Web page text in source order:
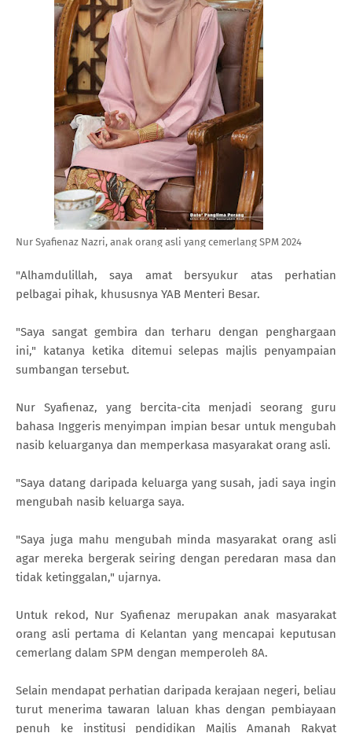
Nur Syafienaz Nazri, anak orang asli yang cemerlang SPM 2024
"Alhamdulillah, saya amat bersyukur atas perhatian
pelbagai pihak, khususnya YAB Menteri Besar.
"Saya sangat gembira dan terharu dengan penghargaan
ini," katanya ketika ditemui selepas majlis penyampaian
sumbangan tersebut.
Nur Syafienaz, yang bercita-cita menjadi seorang guru
bahasa Inggeris menyimpan impian besar untuk mengubah
nasib keluarganya dan memperkasa masyarakat orang asli.
"Saya datang daripada keluarga yang susah, jadi saya ingin
mengubah nasib keluarga saya.
"Saya juga mahu mengubah minda masyarakat orang asli
agar mereka bergerak seiring dengan peredaran masa dan
tidak ketinggalan," ujarnya.
Untuk rekod, Nur Syafienaz merupakan anak masyarakat
orang asli pertama di Kelantan yang mencapai keputusan
cemerlang dalam SPM dengan memperoleh 8A.
Selain mendapat perhatian daripada kerajaan negeri, beliau
turut menerima tawaran laluan khas dengan pembiayaan
penuh ke institusi pendidikan Majlis Amanah Rakyat